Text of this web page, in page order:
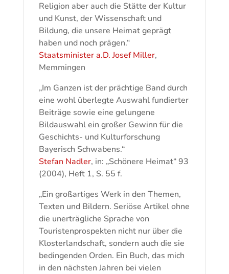
Religion aber auch die Stätte der Kultur
und Kunst, der Wissenschaft und
Bildung, die unsere Heimat geprägt
haben und noch prägen.“
Staatsminister a.D. Josef Miller,
Memmingen
„Im Ganzen ist der prächtige Band durch
eine wohl überlegte Auswahl fundierter
Beiträge sowie eine gelungene
Bildauswahl ein großer Gewinn für die
Geschichts- und Kulturforschung
Bayerisch Schwabens.“
Stefan Nadler, in: „Schönere Heimat“ 93
(2004), Heft 1, S. 55 f.
„Ein großartiges Werk in den Themen,
Texten und Bildern. Seriöse Artikel ohne
die unerträgliche Sprache von
Touristenprospekten nicht nur über die
Klosterlandschaft, sondern auch die sie
bedingenden Orden. Ein Buch, das mich
in den nächsten Jahren bei vielen